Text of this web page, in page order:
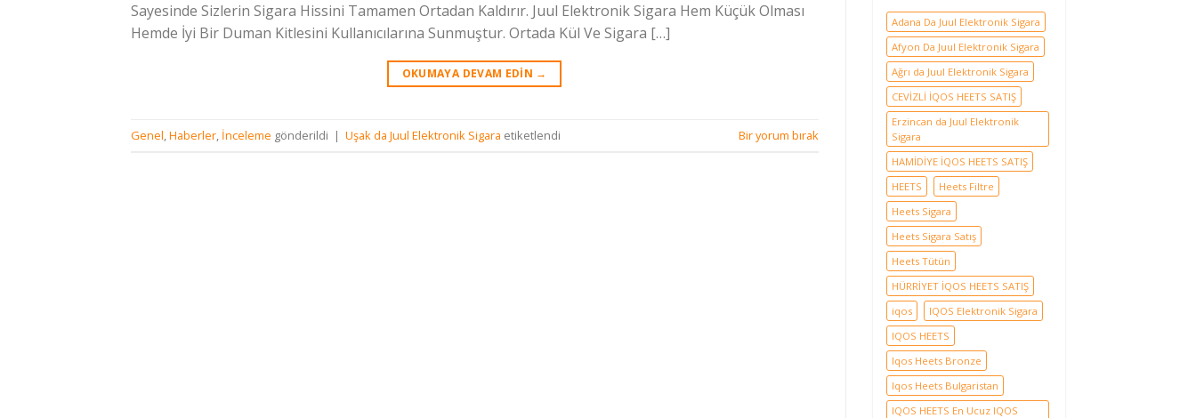
Sayesinde Sizlerin Sigara Hissini Tamamen Ortadan Kaldırır. Juul Elektronik Sigara Hem Küçük Olması
Hemde İyi Bir Duman Kitlesini Kullanıcılarına Sunmuştur. Ortada Kül Ve Sigara […]
OKUMAYA DEVAM EDIN →
Genel,Haberler, İnceleme gönderildi | Uşak da Juul Elektronik Sigara etiketlendi Bir yorum bırak
Adana Da Juul Elektronik Sigara
Afyon Da Juul Elektronik Sigara
Ağrı da Juul Elektronik Sigara
CEVİZLİ İQOS HEETS SATIŞ
Erzincan da Juul Elektronik
Sigara
HAMİDİYE İQOS HEETS SATIŞ
HEETS
Heets Filtre
Heets Sigara
Heets Sigara Satış
Heets Tütün
HÜRRİYET İQOS HEETS SATIŞ
iqos
IQOS Elektronik Sigara
IQOS HEETS
Iqos Heets Bronze
Iqos Heets Bulgaristan
IQOS HEETS En Ucuz IQOS